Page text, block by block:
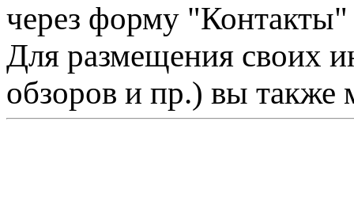
через форму "Контакты"
Для размещения своих
обзоров и пр.) вы также